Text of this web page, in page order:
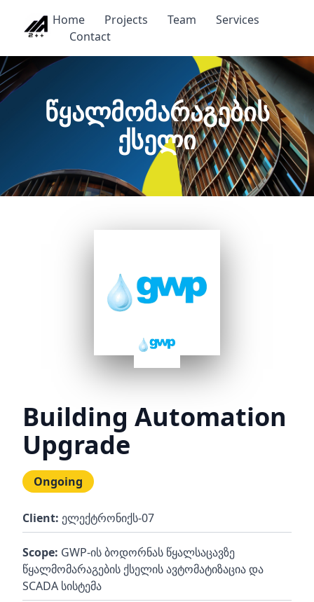
Home Projects Team
Services
Contact
წყალმომარაგების
ქსელი
Building Automation
Upgrade
Ongoing
Client: ელექტრონიქს-07
Scope: GWP-ის ბოდორნას წყალსაცავზე
წყალმომარაგების ქსელის ავტომატიზაცია და
SCADA სისტემა